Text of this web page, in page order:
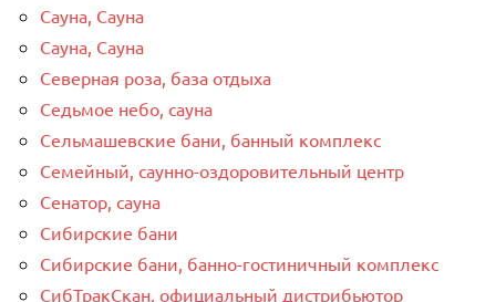
Сауна, Сауна
Сауна, Сауна
Северная роза, база отдыха
Седьмое небо, сауна
Сельмашевские бани, банный комплекс
Семейный, саунно-оздоровительный центр
Сенатор, сауна
Сибирские бани
Сибирские бани, банно-гостиничный комплекс
СибТракСкан, официальный дистрибьютор